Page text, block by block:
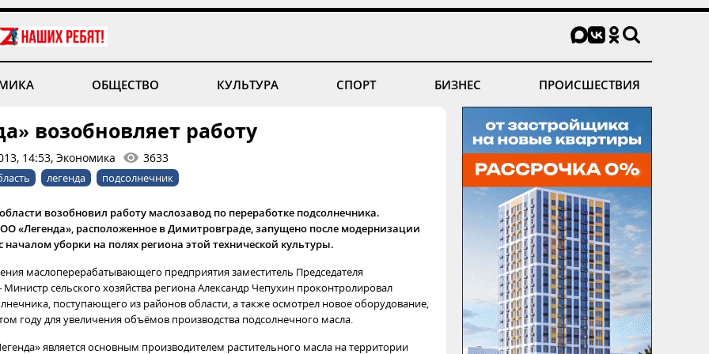
ОБЩЕСТВО КУЛЬТУРА СПОРТ БИЗНЕС ПРОИСШЕСТВИЯ
возобновляет работу
14:53, Экономика 3633
легенда подсолнечник
возобновил работу маслозавод по переработке подсолнечника.
«Легенда», расположенное в Димитровграде, запущено после модернизации
началом уборки на полях региона этой технической культуры.
маслоперерабатывающего предприятия заместитель Председателя
Министр сельского хозяйства региона Александр Чепухин проконтролировал
поступающего из районов области, а также осмотрел новое оборудование,
году для увеличения объёмов производства подсолнечного масла.
является основным производителем растительного масла на территории